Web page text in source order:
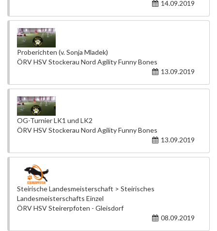
14.09.2019
Proberichten (v. Sonja Mladek)
ÖRV HSV Stockerau Nord Agility Funny Bones
13.09.2019
OG-Turnier LK1 und LK2
ÖRV HSV Stockerau Nord Agility Funny Bones
13.09.2019
Steirische Landesmeisterschaft > Steirisches
Landesmeisterschafts Einzel
ÖRV HSV Steirerpfoten - Gleisdorf
08.09.2019